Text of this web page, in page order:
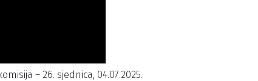
– 26. sjednica, 04.07.2025.